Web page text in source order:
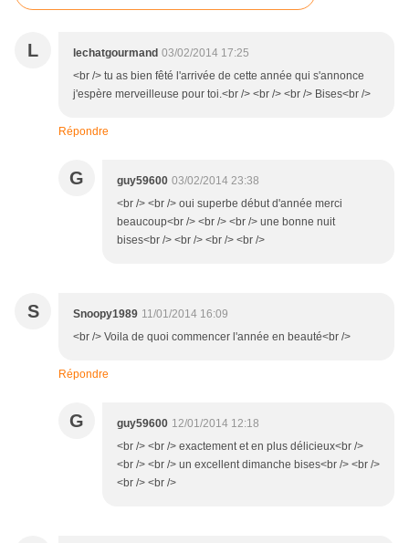
L lechatgourmand 03/02/2014 17:25
<br /> tu as bien fêté l'arrivée de cette année qui s'annonce
j'espère merveilleuse pour toi.<br /> <br /> <br /> Bises<br />
Répondre
G guy59600 03/02/2014 23:38
<br /> <br /> oui superbe début d'année merci
beaucoup<br /> <br /> <br /> une bonne nuit
bises<br /> <br /> <br /> <br />
S Snoopy1989 11/01/2014 16:09
<br /> Voila de quoi commencer l'année en beauté<br />
Répondre
G guy59600 12/01/2014 12:18
<br /> <br /> exactement et en plus délicieux<br />
<br /> <br /> un excellent dimanche bises<br /> <br />
<br /> <br />